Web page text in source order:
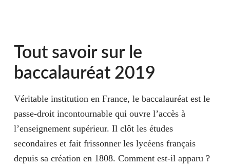
Tout savoir sur le
baccalauréat 2019
Véritable institution en France, le baccalauréat est le
passe-droit incontournable qui ouvre l’accès à
l’enseignement supérieur. Il clôt les études
secondaires et fait frissonner les lycéens français
depuis sa création en 1808. Comment est-il apparu ?